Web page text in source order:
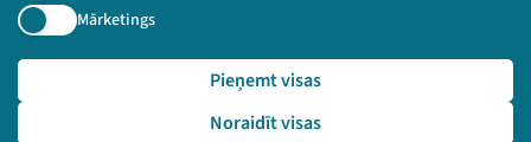
Mārketings
Noraidīt visas
Pieņemt visas
FacebookYoutube
X Instagram
Pieteikties